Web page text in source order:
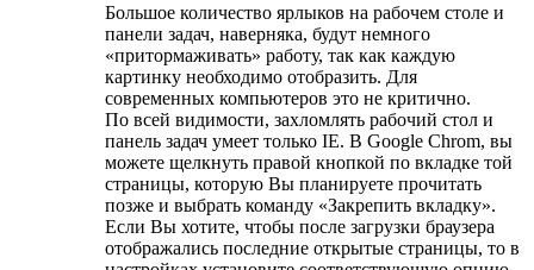
Большое количество ярлыков на рабочем столе и
панели задач, наверняка, будут немного
«притормаживать» работу, так как каждую
картинку необходимо отобразить. Для
современных компьютеров это не критично.
По всей видимости, захломлять рабочий стол и
панель задач умеет только IE. В Google Chrom, вы
можете щелкнуть правой кнопкой по вкладке той
страницы, которую Вы планируете прочитать
позже и выбрать команду «Закрепить вкладку».
Если Вы хотите, чтобы после загрузки браузера
отображались последние открытые страницы, то в